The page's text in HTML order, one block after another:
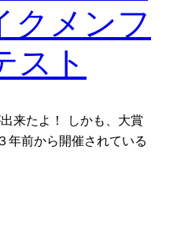
クメンフ
スト
来たよ！ しかも、大賞
年前から開催されている